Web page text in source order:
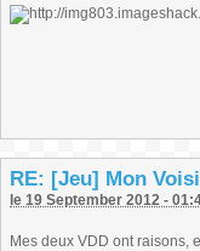
RE: [Jeu] Mon
le 19 September 2012 -
Mes deux VDD ont raisons,